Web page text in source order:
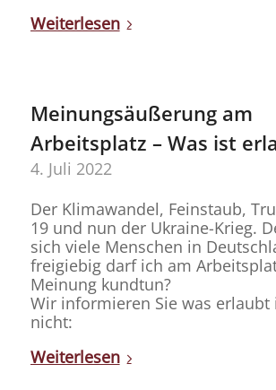
Weiterlesen
Meinungsäußerung am
Arbeitsplatz – Was ist
4. Juli 2022
Der Klimawandel, Feinstaub,
19 und nun der Ukraine-Krieg.
sich viele Menschen in
freigiebig darf ich am
Meinung kundtun?
Wir informieren Sie was erlaubt
nicht:
Weiterlesen